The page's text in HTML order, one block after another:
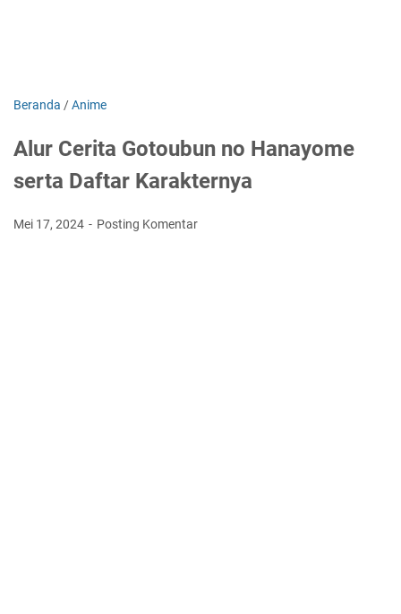
Beranda /Anime
Alur Cerita Gotoubun no Hanayome
serta Daftar Karakternya
Mei 17, 2024 Posting Komentar